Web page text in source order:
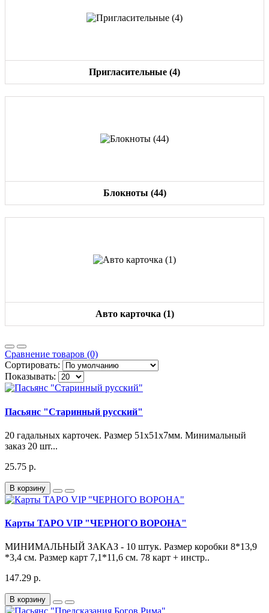
Пригласительные (4)
Блокноты (44)
Авто карточка (1)
Сравнение товаров (0)
Сортировать:
Показывать:
Пасьянс "Старинный русский"
20 гадальных карточек. Размер 51х51х7мм. Минимальный
заказ 20 шт...
25.75 р.
В корзину
Карты ТАРО VIP "ЧЕРНОГО ВОРОНА"
МИНИМАЛЬНЫЙ ЗАКАЗ - 10 штук. Размер коробки 8*13,9
*3,4 см. Размер карт 7,1*11,6 см. 78 карт + инстр..
147.29 р.
В корзину